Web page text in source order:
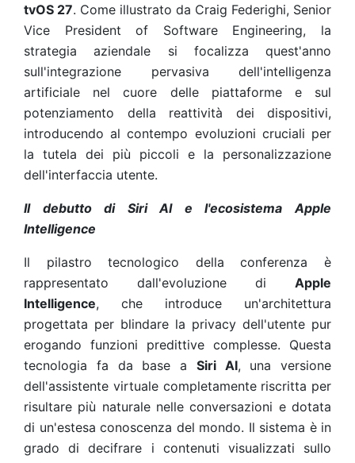
tvOS 27. Come illustrato da Craig Federighi, Senior
Vice President of Software Engineering, la
strategia aziendale si focalizza quest'anno
sull'integrazione pervasiva dell'intelligenza
artificiale nel cuore delle piattaforme e sul
potenziamento della reattività dei dispositivi,
introducendo al contempo evoluzioni cruciali per
la tutela dei più piccoli e la personalizzazione
dell'interfaccia utente.
Il debutto di Siri AI e l'ecosistema Apple
Intelligence
Il pilastro tecnologico della conferenza è
rappresentato dall'evoluzione di Apple
Intelligence, che introduce un'architettura
progettata per blindare la privacy dell'utente pur
erogando funzioni predittive complesse. Questa
tecnologia fa da base a Siri AI, una versione
dell'assistente virtuale completamente riscritta per
risultare più naturale nelle conversazioni e dotata
di un'estesa conoscenza del mondo. Il sistema è in
grado di decifrare i contenuti visualizzati sullo